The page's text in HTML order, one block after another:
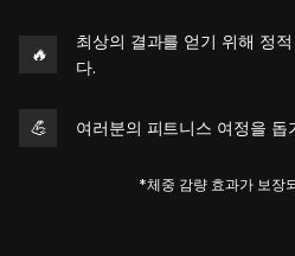
🔥
최상의 결과를 얻기 위해 정
다.
💪 여러분의 피트니스 여정을 돕
*체중 감량 효과가 보장